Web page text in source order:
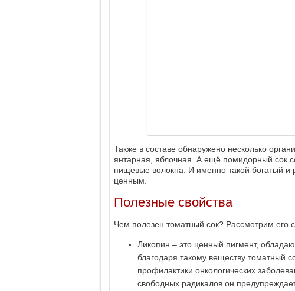
Также в составе обнаружено несколько
янтарная, яблочная. А ещё помидорный сок
пищевые волокна. И именно такой богатый и
ценным.
Полезные свойства
Чем полезен томатный сок? Рассмотрим его
Ликопин – это ценный пигмент,
благодаря такому веществу томатный
профилактики онкологических
свободных радикалов он